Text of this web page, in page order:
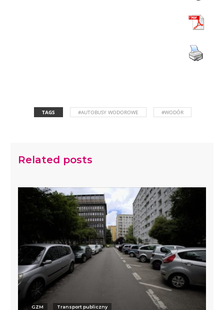
TAGS #AUTOBUSY WODOROWE #WODÓR
Related posts
GZM Transport publiczny